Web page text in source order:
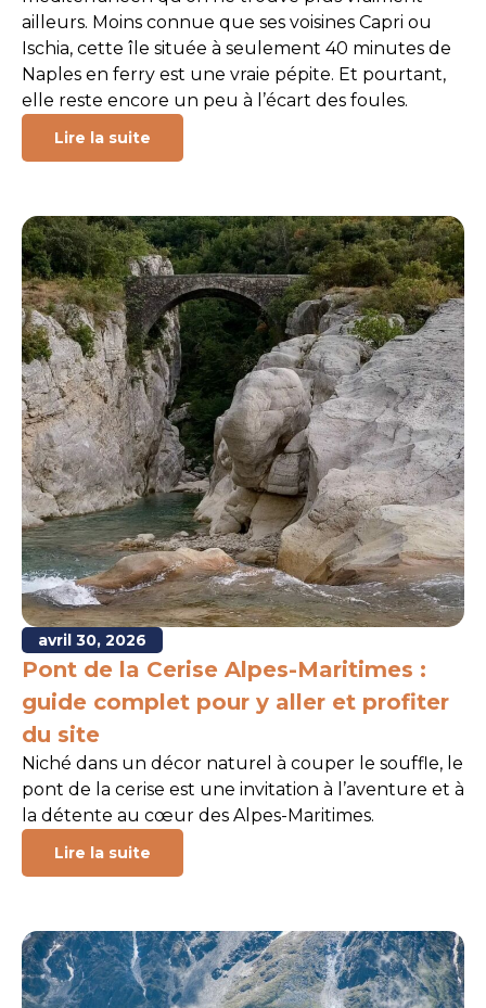
ailleurs. Moins connue que ses voisines Capri ou
Ischia, cette île située à seulement 40 minutes de
Naples en ferry est une vraie pépite. Et pourtant,
elle reste encore un peu à l’écart des foules.
Lire la suite
avril 30, 2026
Pont de la Cerise Alpes-Maritimes :
guide complet pour y aller et profiter
du site
Niché dans un décor naturel à couper le souffle, le
pont de la cerise est une invitation à l’aventure et à
la détente au cœur des Alpes-Maritimes.
Lire la suite